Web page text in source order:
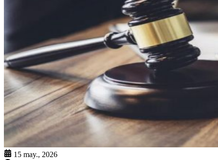
15 may., 2026